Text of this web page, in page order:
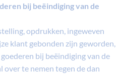
bij beëindiging van de
opdrukken, ingeweven
klant gebonden zijn geworden,
bij beëindiging van de
te nemen tegen de dan